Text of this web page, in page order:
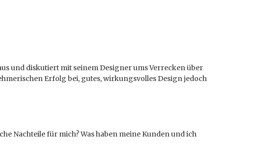
und diskutiert mit seinem Designer ums Verrecken über
Erfolg bei, gutes, wirkungsvolles Design jedoch
Nachteile für mich? Was haben meine Kunden und ich